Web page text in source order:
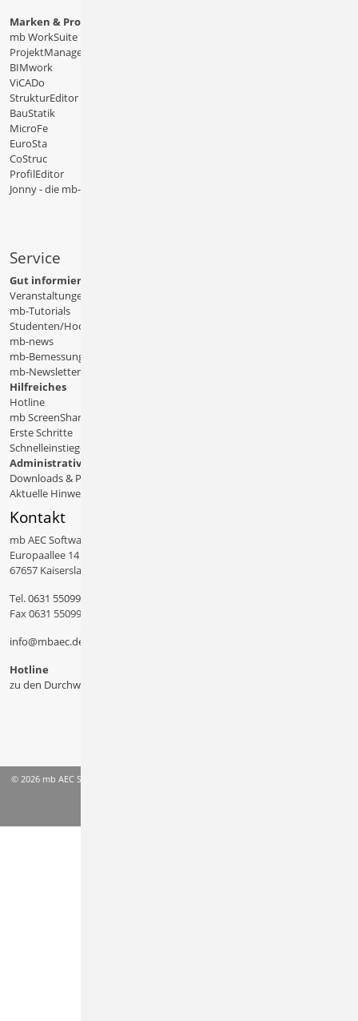
Marken & Produkte
mb WorkSuite
ProjektManager
BIMwork
ViCADo
StrukturEditor
BauStatik
MicroFe
EuroSta
CoStruc
ProfilEditor
Jonny - die mb-App
Service
Gut informiert
Veranstaltungen
mb-Tutorials
Studenten/Hochschule
mb-news
mb-Bemessungstafeln
mb-Newsletter
Hilfreiches
Hotline
mb ScreenShare
Erste Schritte
Schnelleinstiege & Doku
Administratives
Downloads & Patches
Aktuelle Hinweise
Kontakt
mb AEC Software GmbH
Europaallee 14
67657 Kaiserslautern
Tel.0631 550999 11
Fax 0631 550999 20
info@mbaec.de
Hotline
zu den Durchwahlen
© 2026 mb AEC Software GmbH